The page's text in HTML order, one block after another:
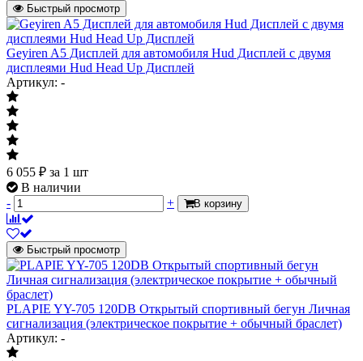
Быстрый просмотр
Geyiren A5 Дисплей для автомобиля Hud Дисплей с двумя
дисплеями Hud Head Up Дисплей
Артикул: -
6 055 ₽ за 1 шт
В наличии
-
+ В корзину
Быстрый просмотр
PLAPIE YY-705 120DB Открытый спортивный бегун Личная
сигнализация (электрическое покрытие + обычный браслет)
Артикул: -